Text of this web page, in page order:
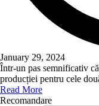
January 29, 2024
Într-un pas semnificativ
producției pentru cele
Read More
Recomandare